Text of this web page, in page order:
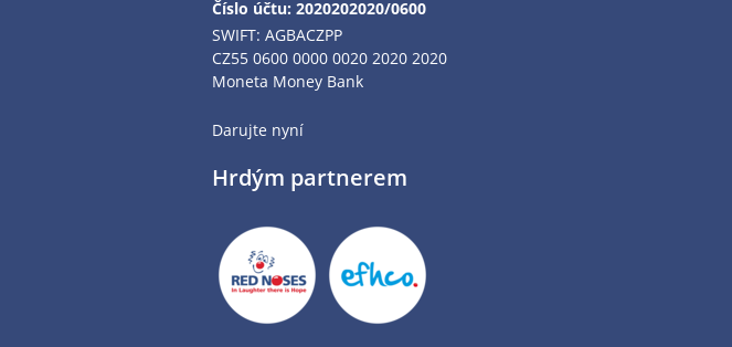
Číslo účtu: 2020202020/0600
SWIFT: AGBACZPP
CZ55 0600 0000 0020 2020 2020
Moneta Money Bank
Darujte nyní
Hrdým partnerem